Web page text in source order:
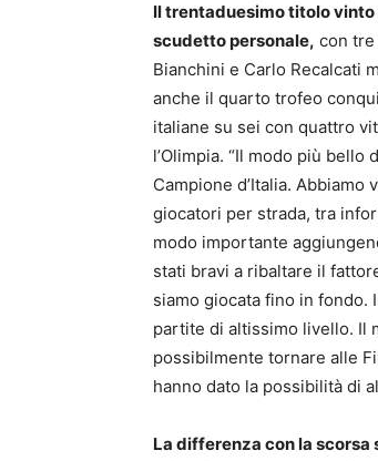
Il trentaduesimo titolo vinto
scudetto personale, con tre
Bianchini e Carlo Recalcati
anche il quarto trofeo
italiane su sei con quattro
l’Olimpia. “Il modo più
Campione d’Italia.
giocatori per strada, tra
modo importante
stati bravi a ribaltare il
siamo giocata fino in fondo.
partite di altissimo livello. Il
possibilmente tornare alle
hanno dato la possibilità di
La differenza con la scorsa